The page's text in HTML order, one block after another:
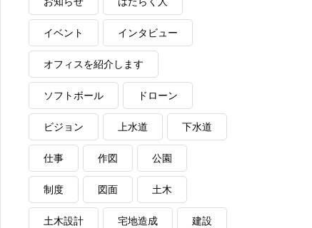
イベント インタビュー
オフィスを紹介します
ソフトボール ドローン
ビジョン 上水道 下水道
仕事 作図 公園
制度 図面 土木
土木設計 宅地造成 建設